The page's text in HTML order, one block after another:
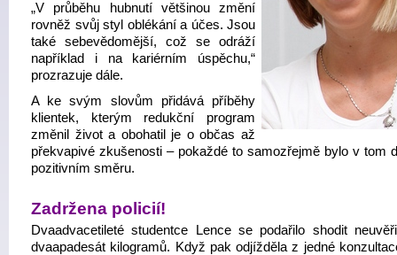
„V průběhu hubnutí většinou změní
rovněž svůj styl oblékání a účes. Jsou
také sebevědomější, což se odráží
například i na kariérním úspěchu,“
prozrazuje dále.
A ke svým slovům přidává příběhy
klientek, kterým redukční program
změnil život a obohatil je o občas až
překvapivé zkušenosti – pokaždé to samozřejmě bylo v tom
pozitivním směru.
Zadržena policií!
Dvaadvacetileté studentce Lence se podařilo shodit
dvaapadesát kilogramů. Když pak odjížděla z jedné